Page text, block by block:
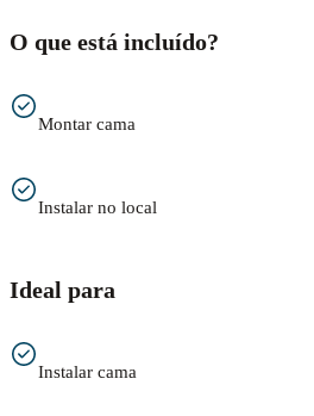
O que está incluído?
Montar cama
Instalar no local
Ideal para
Instalar cama